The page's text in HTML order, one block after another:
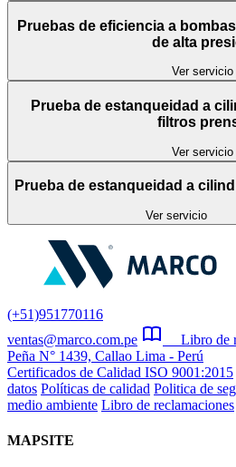
Pruebas de eficiencia a
de alta
Ver servicio
Prueba de estanqueidad a
filtros
Ver servicio
Prueba de estanqueidad a
Ver servicio
(+51)951770116
ventas@marco.com.pe
Libro de
Peña N° 1439, Callao Lima - Perú
Certificados de Calidad ISO 9001:2015
datos Políticas de calidad Politica de
medio ambiente Libro de reclamaciones
MAPSITE